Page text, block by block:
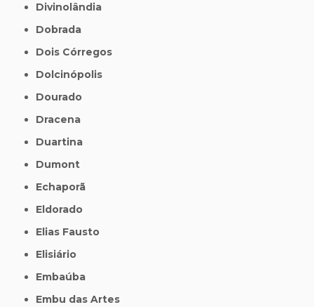
Divinolândia
Dobrada
Dois Córregos
Dolcinópolis
Dourado
Dracena
Duartina
Dumont
Echaporã
Eldorado
Elias Fausto
Elisiário
Embaúba
Embu das Artes